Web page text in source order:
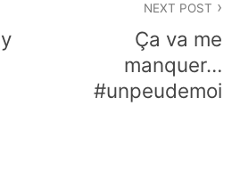
NEXT POST
Ça va me
manquer…
#unpeudemoi